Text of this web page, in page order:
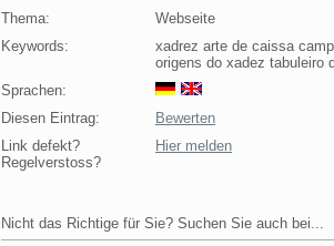
Thema:
Webseite
Keywords:
xadrez arte de caissa
origens do xadez tabuleiro
Sprachen:
Diesen Eintrag:
Bewerten
Link defekt?
Regelverstoss?
Hier melden
Nicht das Richtige für Sie? Suchen Sie auch bei...